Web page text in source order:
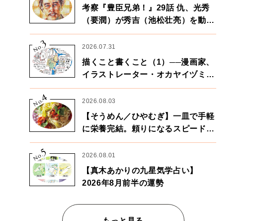
考察『豊臣兄弟！』29話 仇、光秀
（要潤）が秀吉（池松壮亮）を動か
す。天下に向けた兄弟の分岐点。
No.
3 2026.07.31
描くこと書くこと（1）──漫画家、
イラストレーター・オカヤイヅミさ
ん×漫画家・鶴谷香央理さん
No.
4 2026.08.03
【そうめん／ひやむぎ】一皿で手軽
に栄養完結。頼りになるスピードパ
ワー麺
No.
5 2026.08.01
【真木あかりの九星気学占い】
2026年8月前半の運勢